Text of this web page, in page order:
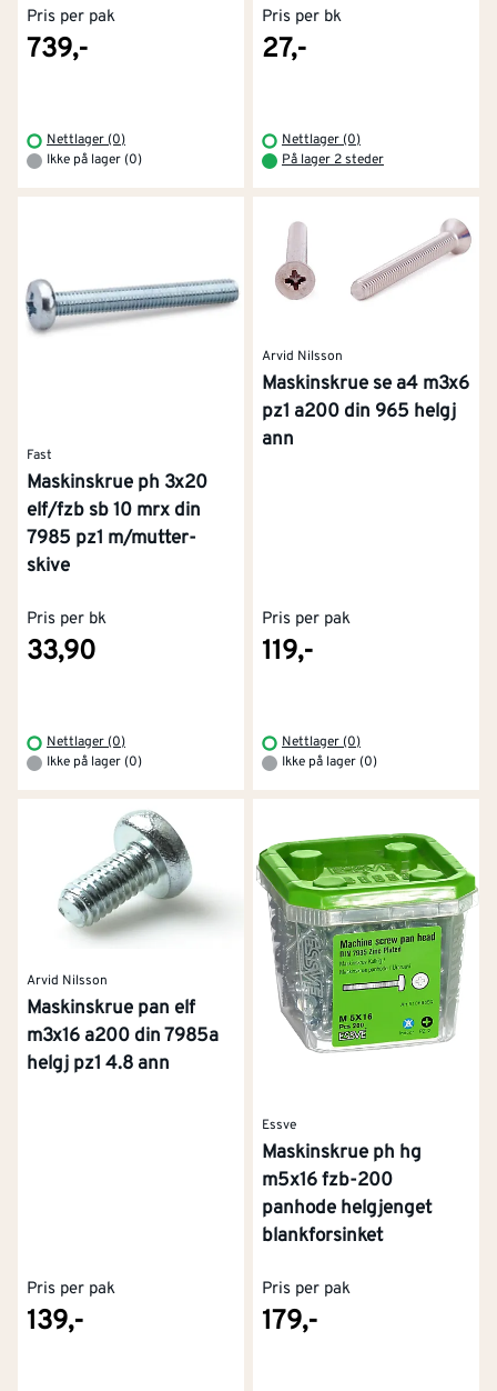
Pris per pak
739,-
Nettlager (0)
Ikke på lager (0)
Pris per bk
27,-
Nettlager (0)
På lager 2 steder
Fast
Maskinskrue ph 3x20
elf/fzb sb 10 mrx din
7985 pz1 m/mutter-
skive
Pris per bk
33,90
Nettlager (0)
Ikke på lager (0)
Arvid Nilsson
Maskinskrue se a4 m3x6
pz1 a200 din 965 helgj
ann
Pris per pak
119,-
Nettlager (0)
Ikke på lager (0)
Arvid Nilsson
Maskinskrue pan elf
m3x16 a200 din 7985a
helgj pz1 4.8 ann
Pris per pak
139,-
Essve
Maskinskrue ph hg
m5x16 fzb-200
panhode helgjenget
blankforsinket
Pris per pak
179,-